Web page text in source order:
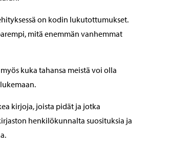
on kodin lukutottumukset.
mitä enemmän vanhemmat
kuka tahansa meistä voi olla
kirjoja, joista pidät ja jotka
henkilökunnalta suosituksia ja